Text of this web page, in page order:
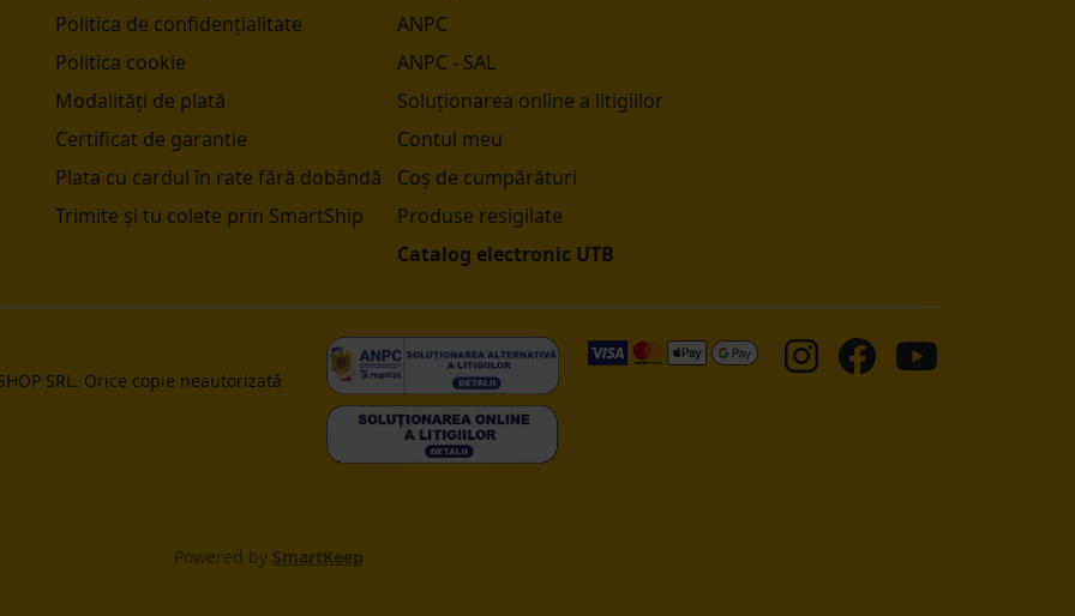
Politica de confidențialitate
Politica cookie
Modalități de plată
Certificat de garantie
Plata cu cardul în rate fără dobândă
Trimite și tu colete prin SmartShip
ANPC
ANPC - SAL
Soluționarea online a litigiilor
Contul meu
Coș de cumpărături
Produse resigilate
Catalog electronic UTB
SRL. Orice copie neautorizată
Powered by SmartKeep